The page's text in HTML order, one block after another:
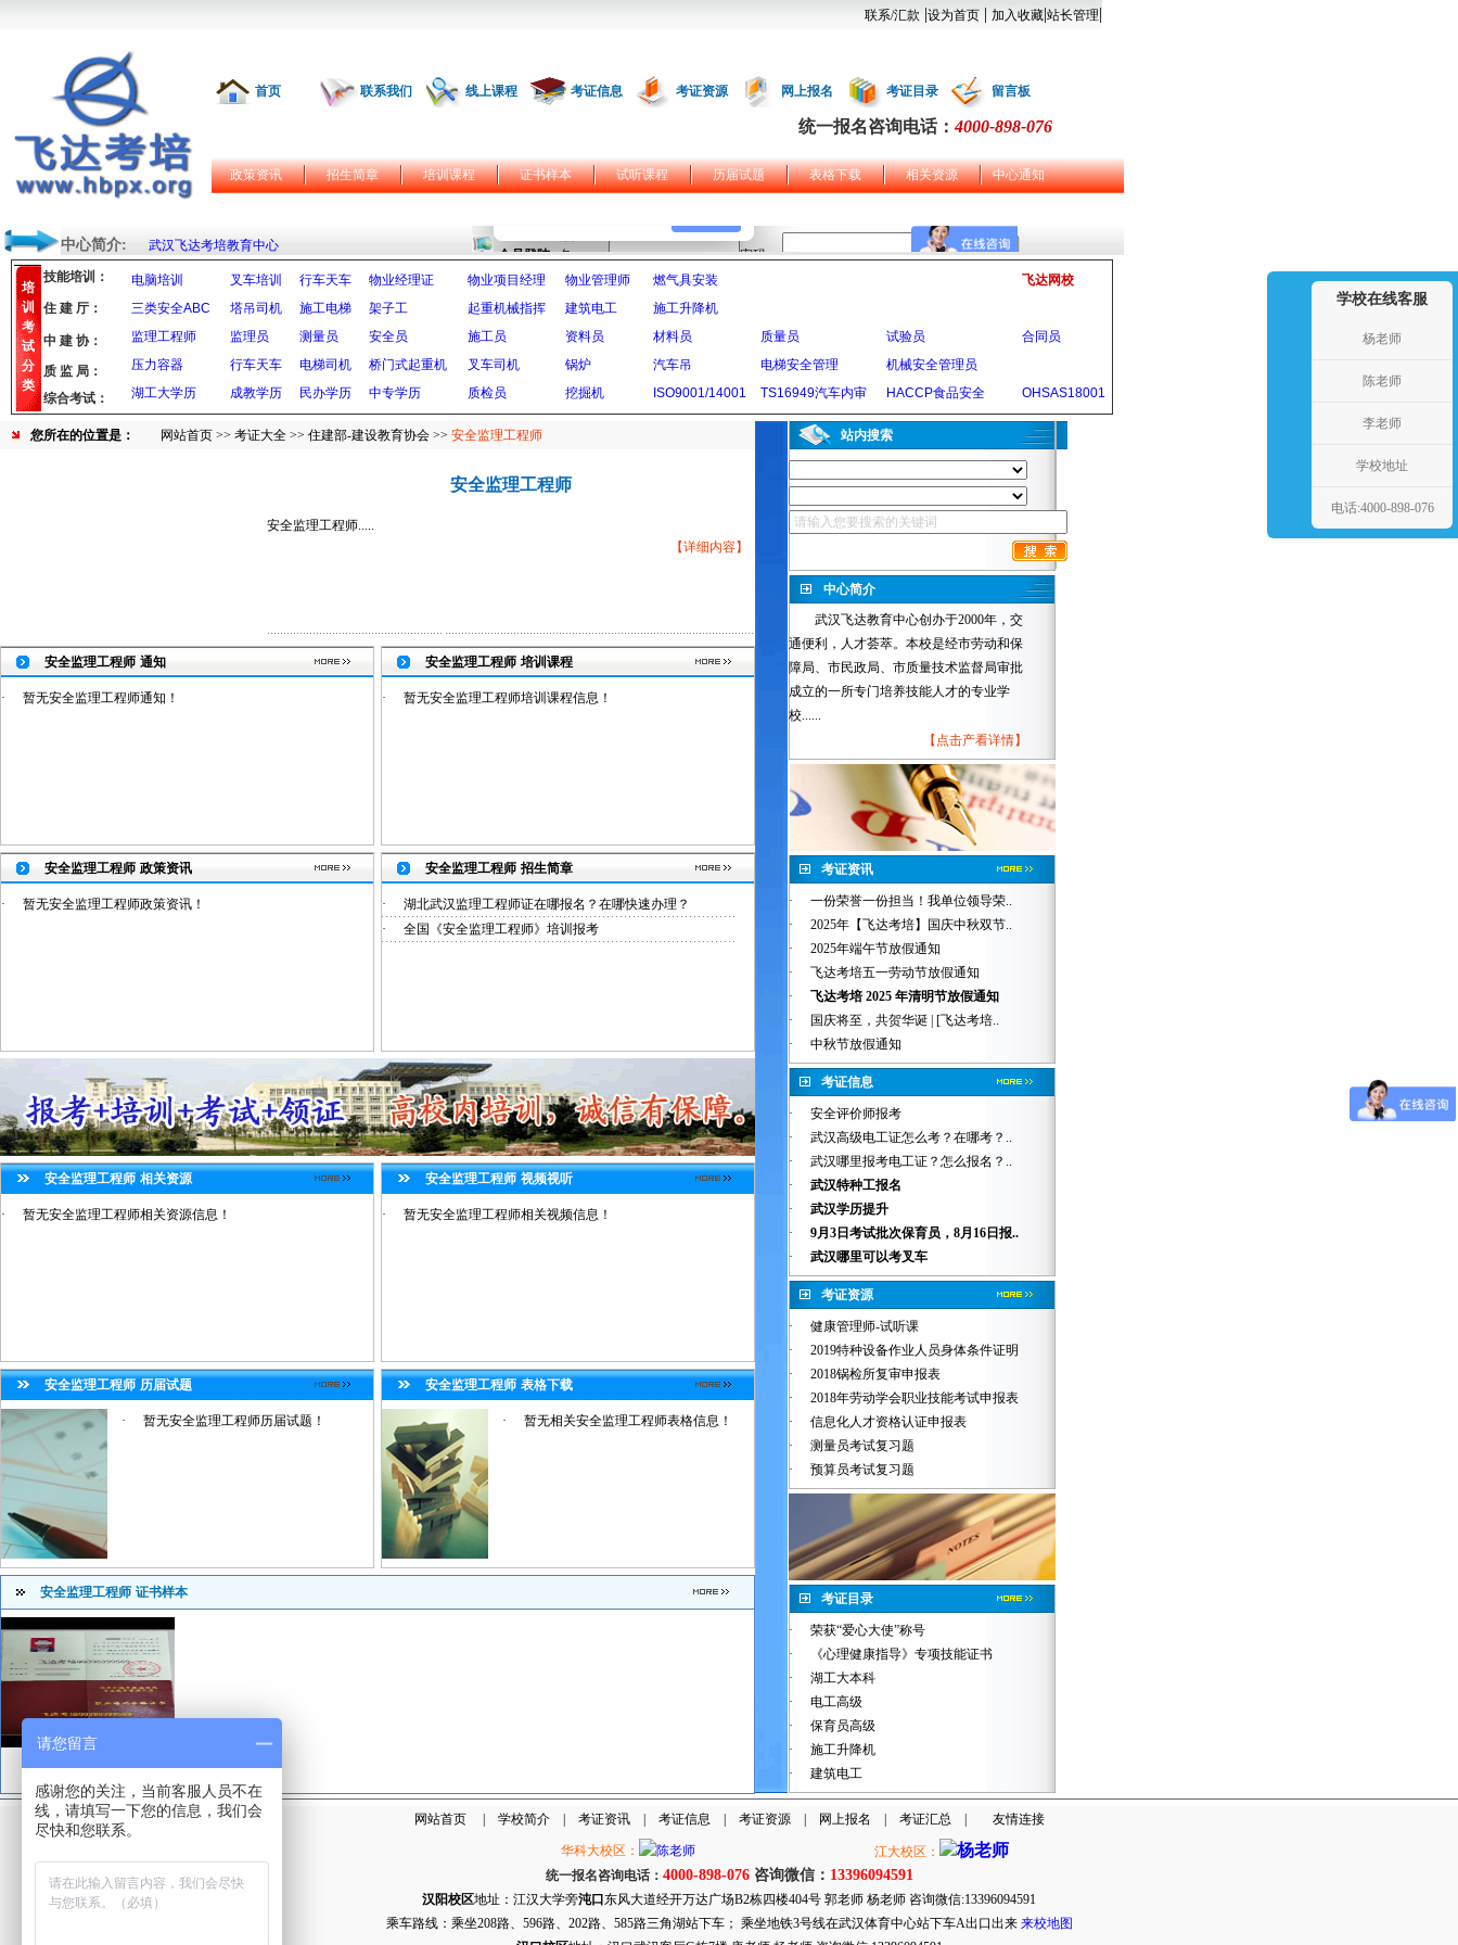
联系/汇款 |设为首页 | 加入收藏|站长管理|
首页 联系我们 线上课程 考证信息 考证资源 网上报名 考证目录 留言板
统一报名咨询电话：4000-898-076
政策资讯 招生简章 培训课程 证书样本 试听课程 历届试题 表格下载 相关资源 中心通知
中心简介: 武汉飞达考培教育中心
培
训
考
试
分
类
技能培训： 电脑培训 叉车培训 行车天车 物业经理证 物业项目经理 物业管理师 燃气具安装
飞达网校
三类安全ABC
塔吊司机 施工电梯 架子工 起重机械指挥 建筑电工
施工升降机
监理工程师
监理员 测量员 安全员 施工员 资料员 材料员 质量员 试验员
合同员
压力容器
行车天车 电梯司机 桥门式起重机 叉车司机 锅炉 汽车吊 电梯安全管理
机械安全管理员
湖工大学历
成教学历 民办学历 中专学历 质检员 挖掘机 ISO9001/14001 TS16949汽车内审 HACCP食品安全 OHSAS18001
住 建 厅：
中 建 协：
质 监 局：
综合考试：
您所在的位置是： 网站首页 >> 考证大全 >> 住建部-建设教育协会 >> 安全监理工程师
安全监理工程师
安全监理工程师.....
【详细内容】
安全监理工程师 通知
· 暂无安全监理工程师通知！
安全监理工程师 培训课程
· 暂无安全监理工程师培训课程信息！
安全监理工程师 政策资讯
· 暂无安全监理工程师政策资讯！
安全监理工程师 招生简章
·
湖北武汉监理工程师证在哪报名？在哪快速办理？
·
全国《安全监理工程师》培训报考
安全监理工程师 相关资源
· 暂无安全监理工程师相关资源信息！
安全监理工程师 视频视听
· 暂无安全监理工程师相关视频信息！
安全监理工程师 历届试题
· 暂无安全监理工程师历届试题！
安全监理工程师 表格下载
· 暂无相关安全监理工程师表格信息！
安全监理工程师 证书样本
安全监理工程师
站内搜索
中心简介
武汉飞达教育中心创办于2000年，交
通便利，人才荟萃。本校是经市劳动和保
障局、市民政局、市质量技术监督局审批
成立的一所专门培养技能人才的专业学
校......
【 点击产看详情】
考证资讯
·
一份荣誉一份担当！我单位领导荣..
·
2025年【飞达考培】国庆中秋双节..
·
2025年端午节放假通知
·
飞达考培五一劳动节放假通知
·
飞达考培 2025 年清明节放假通知
·
国庆将至，共贺华诞 | [飞达考培..
·
中秋节放假通知
考证信息
·
安全评价师报考
·
武汉高级电工证怎么考？在哪考？..
·
武汉哪里报考电工证？怎么报名？..
·
武汉特种工报名
·
武汉学历提升
·
9月3日考试批次保育员，8月16日报..
·
武汉哪里可以考叉车
考证资源
·
健康管理师-试听课
·
2019特种设备作业人员身体条件证明
·
2018锅检所复审申报表
·
2018年劳动学会职业技能考试申报表
·
信息化人才资格认证申报表
·
测量员考试复习题
·
预算员考试复习题
考证目录
·
荣获“爱心大使”称号
·
《心理健康指导》专项技能证书
·
湖工大本科
·
电工高级
·
保育员高级
·
施工升降机
·
建筑电工
网站首页| 学校简介| 考证资讯| 考证信息 考证资源| 网上报名 考证汇总 友情连接
华科大校区：
江大校区：
统一报名咨询电话： 4000-898-076 咨询微信： 13396094591
汉阳校区地址：江汉大学旁沌口 东风大道经开万达广场B2栋四楼404号 郭老师 杨老师 咨询微信:13396094591
乘车路线：乘坐208路、596路、202路、585路三角湖站下车； 乘坐地铁3号线在武汉体育中心站下车A出口出来 来校地图
学校在线客服
杨老师
陈老师
李老师
学校地址
电话:4000-898-076
请您留言
感谢您的关注，当前客服人员不在
线，请填写一下您的信息，我们会
尽快和您联系。